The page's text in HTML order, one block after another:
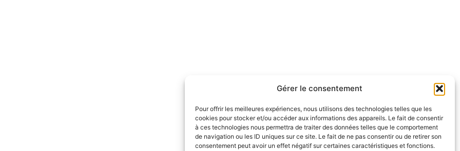
Gérer le consentement
Pour offrir les meilleures expériences, nous utilisons des technologies telles que les
cookies pour stocker et/ou accéder aux informations des appareils. Le fait de consentir
à ces technologies nous permettra de traiter des données telles que le comportement
de navigation ou les ID uniques sur ce site. Le fait de ne pas consentir ou de retirer son
consentement peut avoir un effet négatif sur certaines caractéristiques et fonctions.